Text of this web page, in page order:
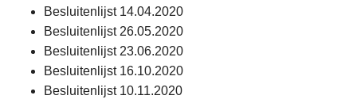
Besluitenlijst 14.04.2020
Besluitenlijst 26.05.2020
Besluitenlijst 23.06.2020
Besluitenlijst 16.10.2020
Besluitenlijst 10.11.2020